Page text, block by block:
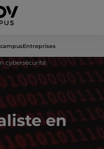
Entreprises
cybersécurité
en